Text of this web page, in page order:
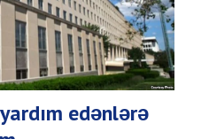
edənlərə